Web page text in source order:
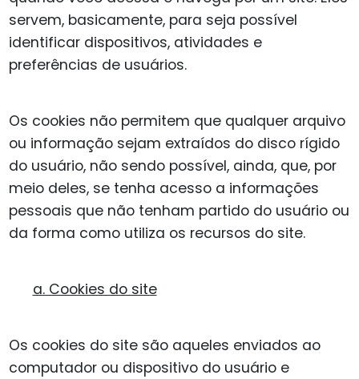
servem, basicamente, para seja possível
identificar dispositivos, atividades e
preferências de usuários.
Os cookies não permitem que qualquer arquivo
ou informação sejam extraídos do disco rígido
do usuário, não sendo possível, ainda, que, por
meio deles, se tenha acesso a informações
pessoais que não tenham partido do usuário ou
da forma como utiliza os recursos do site.
a. Cookies do site
Os cookies do site são aqueles enviados ao
computador ou dispositivo do usuário e